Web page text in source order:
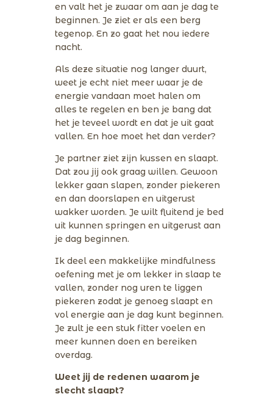
en valt het je zwaar om aan je dag te
beginnen. Je ziet er als een berg
tegenop. En zo gaat het nou iedere
nacht.
Als deze situatie nog langer duurt,
weet je echt niet meer waar je de
energie vandaan moet halen om
alles te regelen en ben je bang dat
het je teveel wordt en dat je uit gaat
vallen. En hoe moet het dan verder?
Je partner ziet zijn kussen en slaapt.
Dat zou jij ook graag willen. Gewoon
lekker gaan slapen, zonder piekeren
en dan doorslapen en uitgerust
wakker worden. Je wilt fluitend je bed
uit kunnen springen en uitgerust aan
je dag beginnen.
Ik deel een makkelijke mindfulness
oefening met je om lekker in slaap te
vallen, zonder nog uren te liggen
piekeren zodat je genoeg slaapt en
vol energie aan je dag kunt beginnen.
Je zult je een stuk fitter voelen en
meer kunnen doen en bereiken
overdag.
Weet jij de redenen waarom je
slecht slaapt?